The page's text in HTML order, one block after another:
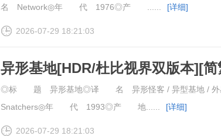
名 Network◎年 代 1976◎产 ......
[详细]
2026-07-29 18:21:03
异形基地[HDR/杜比视界双版本][简
幕].1993.2160p
◎标 题 异形基地◎译 名 异形怪客 / 异型基地 /
Snatchers◎年 代 1993◎产 地......
[详细]
2026-07-29 18:21:03